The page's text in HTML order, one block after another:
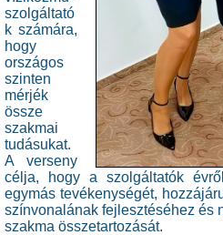
szolgáltató
k számára,
hogy
országos
szinten
mérjék
össze
szakmai
tudásukat.
A verseny
célja, hogy a szolgáltatók
egymás tevékenységét,
színvonalának fejlesztéséhez és
szakma összetartozását.